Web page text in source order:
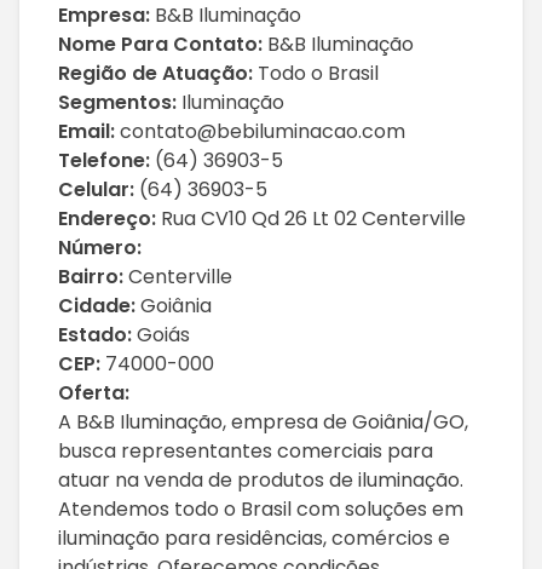
Empresa: B&B Iluminação
Nome Para Contato: B&B Iluminação
Região de Atuação: Todo o Brasil
Segmentos: Iluminação
Email:contato@bebiluminacao.com
Telefone: (64) 36903-5
Celular: (64) 36903-5
Endereço: Rua CV10 Qd 26 Lt 02 Centerville
Número:
Bairro:Centerville
Cidade:Goiânia
Estado:Goiás
CEP: 74000-000
Oferta:
A B&B Iluminação, empresa de Goiânia/GO,
busca representantes comerciais para
atuar na venda de produtos de iluminação.
Atendemos todo o Brasil com soluções em
iluminação para residências, comércios e